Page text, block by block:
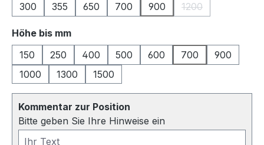
300
355 650 700 900 1200
(Diese Option ist
Höhe bis mmauswählen
150
250 400 500 600 700
900
1000
1300 1500
Kommentar zur Position
Bitte geben Sie Ihre Hinweise ein